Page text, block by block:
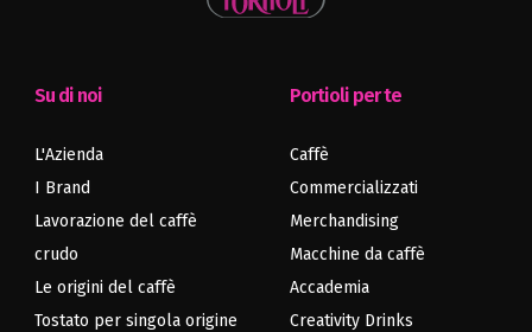
Articolo
precedente
Su di noi
L'Azienda
I Brand
Lavorazione del caffè
crudo
Le origini del caffè
Tostato per singola origine
Portioli per te
Caffè
Commercializzati
Merchandising
Macchine da caffè
Accademia
Creativity Drinks